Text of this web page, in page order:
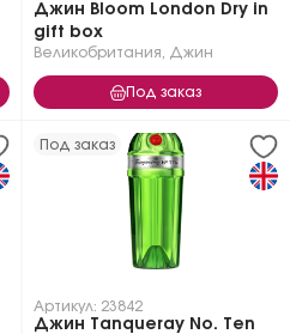
Джин Bloom London Dry in
gift box
Великобритания Джин
Под заказ
Под заказ
Артикул: 23842
Джин Tanqueray No. Ten